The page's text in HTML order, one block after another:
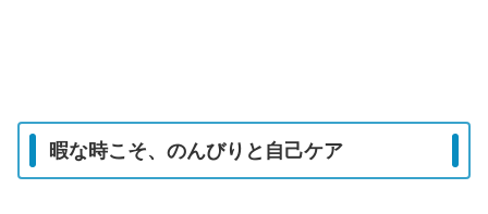
暇な時こそ、のんびりと自己ケア